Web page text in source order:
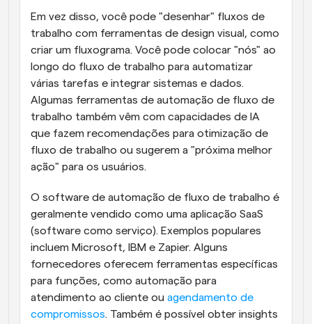
Em vez disso, você pode "desenhar" fluxos de
trabalho com ferramentas de design visual, como
criar um fluxograma. Você pode colocar "nós" ao
longo do fluxo de trabalho para automatizar
várias tarefas e integrar sistemas e dados.
Algumas ferramentas de automação de fluxo de
trabalho também vêm com capacidades de IA
que fazem recomendações para otimização de
fluxo de trabalho ou sugerem a "próxima melhor
ação" para os usuários.
O software de automação de fluxo de trabalho é
geralmente vendido como uma aplicação SaaS
(software como serviço). Exemplos populares
incluem Microsoft, IBM e Zapier. Alguns
fornecedores oferecem ferramentas específicas
para funções, como automação para
atendimento ao cliente ou agendamento de
compromissos. Também é possível obter insights